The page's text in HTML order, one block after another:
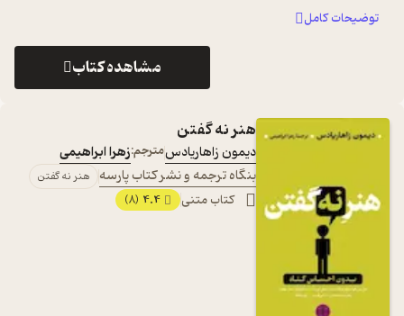
لبه‌ی پیاده‌رو ......توضیحات کامل
مشاهده کتاب
هنر نه گفتن
دیمون زاهاریادسمترجم:زهرا ابراهیمی
بنگاه ترجمه و نشر کتاب پارسه
هنر نه گفتن
کتاب متنی 4.4
(8)